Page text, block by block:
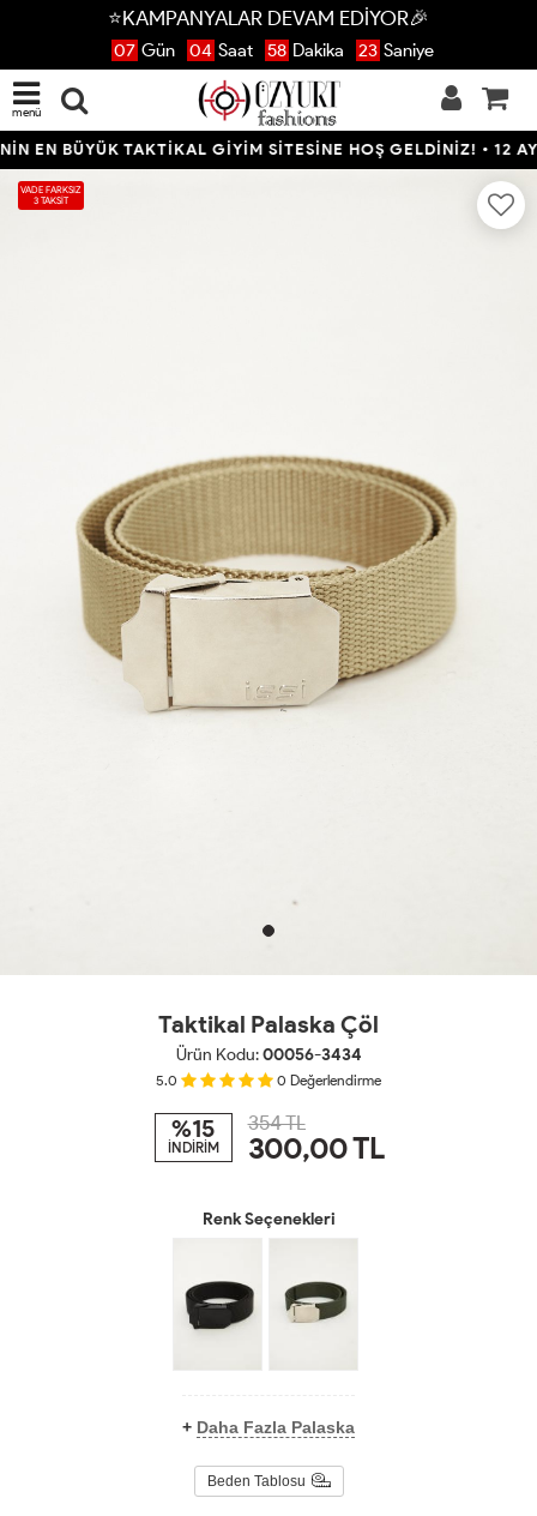
⭐KAMPANYALAR DEVAM EDİYOR🎉
07 Gün 04 Saat 58 Dakika 22 Saniye
menü
BÜYÜK TAKTİKAL GİYİM SİTESİNE HOŞ GELDİNİZ! • 12 AYA
VADE FARKSIZ
3 TAKSİT
Taktikal Palaska Çöl
Ürün Kodu:00056-3434
5.0 0 Değerlendirme
%15
İNDİRİM
354 TL
300,00TL
Renk Seçenekleri
+ Daha Fazla Palaska
Beden Tablosu